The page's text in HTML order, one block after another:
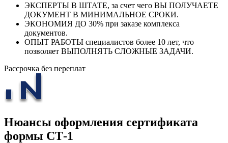
ЭКСПЕРТЫ В ШТАТЕ, за счет чего ВЫ ПОЛУЧАЕТЕ
ДОКУМЕНТ В МИНИМАЛЬНОЕ СРОКИ.
ЭКОНОМИЯ ДО 30% при заказе комплекса
документов.
ОПЫТ РАБОТЫ специалистов более 10 лет, что
позволяет ВЫПОЛНЯТЬ СЛОЖНЫЕ ЗАДАЧИ.
Рассрочка без переплат
Нюансы оформления сертификата
формы СТ-1